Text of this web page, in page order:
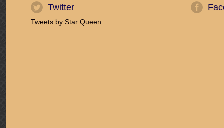
Twitter
Tweets by Star Queen